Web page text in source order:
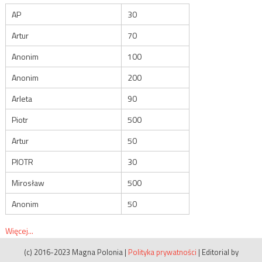
AP
30
Artur
70
Anonim
100
Anonim
200
Arleta
90
Piotr
500
Artur
50
PIOTR
30
Mirosław
500
Anonim
50
Więcej...
(c) 2016-2023 Magna Polonia | Polityka prywatności | Editorial by